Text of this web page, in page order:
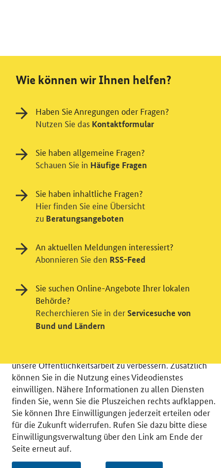
© 2026 Bundesministerium für Wirtschaft und Energie
RSS
Benutzerhinweise
Inhaltsverzeichnis
Impressum
Barrierefreiheit
Datenschutz
Einwilligungsverwaltung
Einwilligung in Tracking und / oder
Videodienst
Wir bitten Sie an dieser Stelle um Ihre Einwilligung für
verschiedene Zusatzdienste unserer Webseite: Wir
unsere Öffentlichkeitsarbeit zu verbessern. Zusätzlich
können Sie in die Nutzung eines Videodienstes
einwilligen. Nähere Informationen zu allen Diensten
finden Sie, wenn Sie die Pluszeichen rechts aufklappen.
Sie können Ihre Einwilligungen jederzeit erteilen oder
für die Zukunft widerrufen. Rufen Sie dazu bitte diese
Einwilligungsverwaltung über den Link am Ende der
Seite erneut auf.
Wie können wir Ihnen helfen?
Haben Sie Anregungen oder Fragen?
Nutzen Sie das Kontaktformular
Sie haben allgemeine Fragen?
Schauen Sie in Häufige Fragen
Sie haben inhaltliche Fragen?
Hier finden Sie eine Übersicht
zu Beratungsangeboten
An aktuellen Meldungen interessiert?
Abonnieren Sie den RSS-Feed
Sie suchen Online-Angebote Ihrer lokalen
Behörde?
Recherchieren Sie in der Servicesuche von
Bund und Ländern